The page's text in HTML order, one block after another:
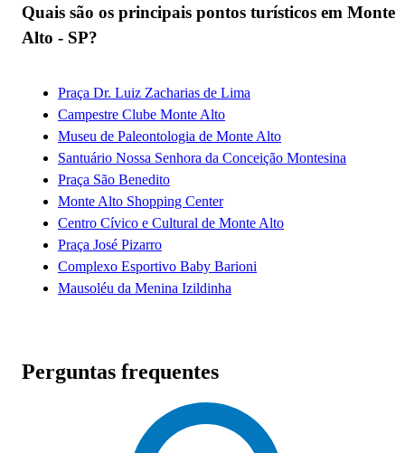
Quais são os principais pontos turísticos em Monte
Alto - SP?
Praça Dr. Luiz Zacharias de Lima
Campestre Clube Monte Alto
Museu de Paleontologia de Monte Alto
Santuário Nossa Senhora da Conceição Montesina
Praça São Benedito
Monte Alto Shopping Center
Centro Cívico e Cultural de Monte Alto
Praça José Pizarro
Complexo Esportivo Baby Barioni
Mausoléu da Menina Izildinha
Perguntas frequentes